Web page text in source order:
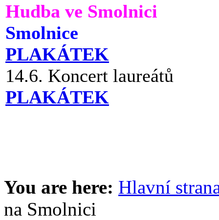
Hudba ve Smolnici
Smolnice
PLAKÁTEK
14.6. Koncert laureátů
PLAKÁTEK
You are here: Hlavní
na Smolnici